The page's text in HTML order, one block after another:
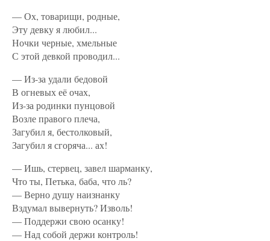
— Ох, товарищи, родные,
Эту девку я любил...
Ночки черные, хмельные
С этой девкой проводил...
— Из-за удали бедовой
В огневых её очах,
Из-за родинки пунцовой
Возле правого плеча,
Загубил я, бестолковый,
Загубил я сгоряча... ах!
— Ишь, стервец, завел шарманку,
Что ты, Петька, баба, что ль?
— Верно душу наизнанку
Вздумал вывернуть? Изволь!
— Поддержи свою осанку!
— Над собой держи контроль!